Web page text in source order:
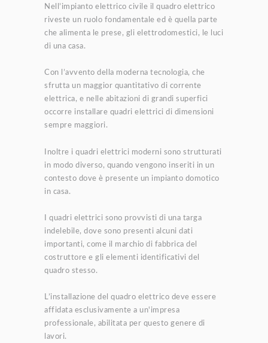
Nell’impianto elettrico civile il quadro elettrico
riveste un ruolo fondamentale ed è quella parte
che alimenta le prese, gli elettrodomestici, le luci
di una casa.
Con l’avvento della moderna tecnologia, che
sfrutta un maggior quantitativo di corrente
elettrica, e nelle abitazioni di grandi superfici
occorre installare quadri elettrici di dimensioni
sempre maggiori.
Inoltre i quadri elettrici moderni sono strutturati
in modo diverso, quando vengono inseriti in un
contesto dove è presente un impianto domotico
in casa.
I quadri elettrici sono provvisti di una targa
indelebile, dove sono presenti alcuni dati
importanti, come il marchio di fabbrica del
costruttore e gli elementi identificativi del
quadro stesso.
L’installazione del quadro elettrico deve essere
affidata esclusivamente a un'impresa
professionale, abilitata per questo genere di
lavori.